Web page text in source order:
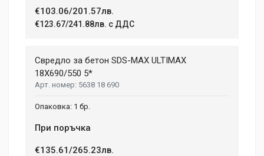
€103.06/201.57лв.
€123.67/241.88лв. с ДДС
Свредло за бетон SDS-MAX ULTIMAX
18X690/550 5*
5638 18 690
1 бр.
При поръчка
€135.61/265.23лв.